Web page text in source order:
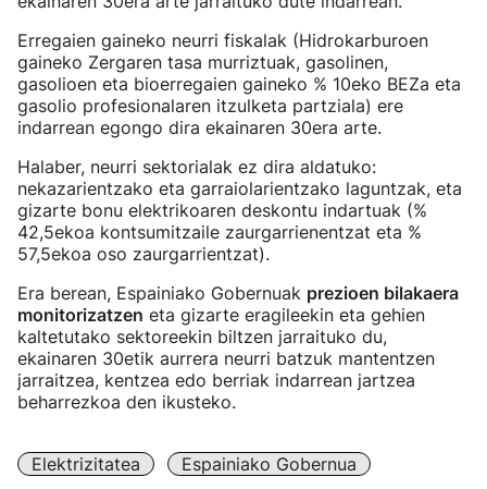
Erregaien gaineko neurri fiskalak (Hidrokarburoen
gaineko Zergaren tasa murriztuak, gasolinen,
gasolioen eta bioerregaien gaineko % 10eko BEZa eta
gasolio profesionalaren itzulketa partziala) ere
indarrean egongo dira ekainaren 30era arte.
Halaber, neurri sektorialak ez dira aldatuko:
nekazarientzako eta garraiolarientzako laguntzak, eta
gizarte bonu elektrikoaren deskontu indartuak (%
42,5ekoa kontsumitzaile zaurgarrienentzat eta %
57,5ekoa oso zaurgarrientzat).
Era berean, Espainiako Gobernuak prezioen bilakaera
monitorizatzen eta gizarte eragileekin eta gehien
kaltetutako sektoreekin biltzen jarraituko du,
ekainaren 30etik aurrera neurri batzuk mantentzen
jarraitzea, kentzea edo berriak indarrean jartzea
beharrezkoa den ikusteko.
Elektrizitatea
Espainiako Gobernua